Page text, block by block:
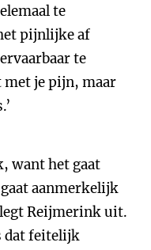
te
pijnlijke af
te
je pijn, maar
want het gaat
aanmerkelijk
Reijmerink uit.
dat feitelijk